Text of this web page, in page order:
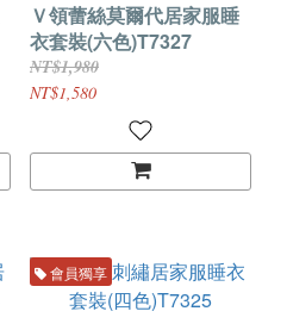
Ｖ領蕾絲莫爾代居家服睡
衣套裝(六色)T7327
NT$1,980
NT$1,580
會員獨享